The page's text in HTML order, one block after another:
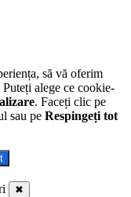
să vă oferim
alege ce cookie-
. Faceți clic pe
sau pe Respingeți tot
✖